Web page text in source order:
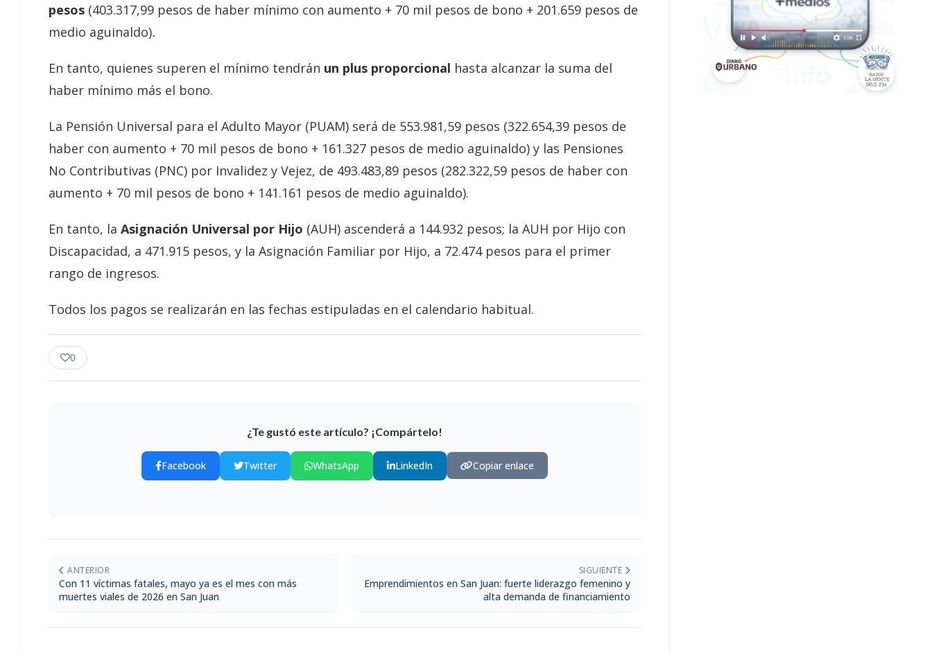
pesos (403.317,99 pesos de haber mínimo con aumento + 70 mil pesos de bono + 201.659 pesos de
medio aguinaldo).
En tanto, quienes superen el mínimo tendrán un plus proporcional hasta alcanzar la suma del
haber mínimo más el bono.
La Pensión Universal para el Adulto Mayor (PUAM) será de 553.981,59 pesos (322.654,39 pesos de
haber con aumento + 70 mil pesos de bono + 161.327 pesos de medio aguinaldo) y las Pensiones
No Contributivas (PNC) por Invalidez y Vejez, de 493.483,89 pesos (282.322,59 pesos de haber con
aumento + 70 mil pesos de bono + 141.161 pesos de medio aguinaldo).
En tanto, la Asignación Universal por Hijo (AUH) ascenderá a 144.932 pesos; la AUH por Hijo con
Discapacidad, a 471.915 pesos, y la Asignación Familiar por Hijo, a 72.474 pesos para el primer
rango de ingresos.
Todos los pagos se realizarán en las fechas estipuladas en el calendario habitual.
0
¿Te gustó este artículo? ¡Compártelo!
Facebook Twitter WhatsApp LinkedIn Copiar enlace
ANTERIOR
Con 11 víctimas fatales, mayo ya es el mes con más
muertes viales de 2026 en San Juan
SIGUIENTE
Emprendimientos en San Juan: fuerte liderazgo femenino y
alta demanda de financiamiento